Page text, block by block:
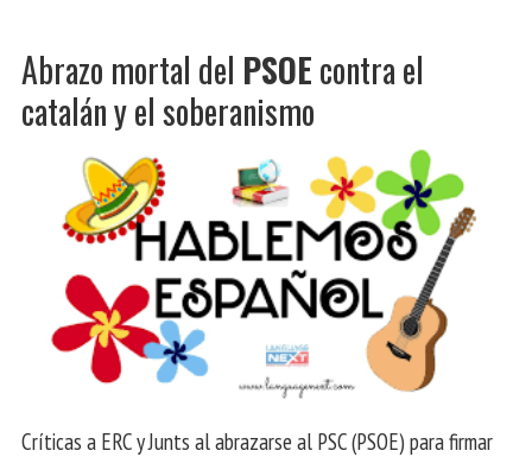
Abrazo mortal del PSOEcontra el
catalán y el soberanismo
Críticas a ERC y Junts al abrazarse al PSC (PSOE) para firmar